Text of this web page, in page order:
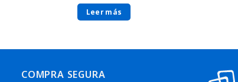
Leer más
COMPRA SEGURA